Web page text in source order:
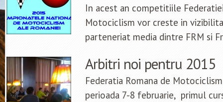
In acest an competitiile
Motociclism vor creste in
parteneriat media dintre FRM si
Arbitri noi pentru 2015
Federatia Romana de
perioada 7-8 februarie, primul